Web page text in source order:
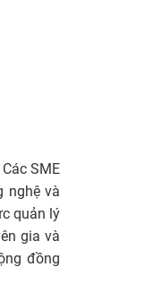
SME
nghệ và
quản lý
gia và
đồng